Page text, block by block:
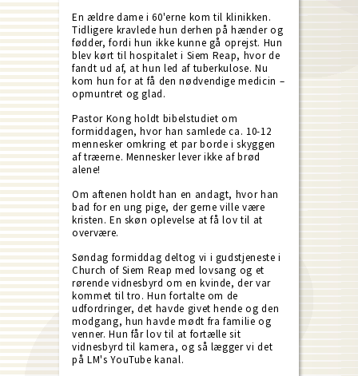
En ældre dame i 60'erne kom til klinikken.
Tidligere kravlede hun derhen på hænder og
fødder, fordi hun ikke kunne gå oprejst. Hun
blev kørt til hospitalet i Siem Reap, hvor de
fandt ud af, at hun led af tuberkulose. Nu
kom hun for at få den nødvendige medicin –
opmuntret og glad.
Pastor Kong holdt bibelstudiet om
formiddagen, hvor han samlede ca. 10-12
mennesker omkring et par borde i skyggen
af træerne. Mennesker lever ikke af brød
alene!
Om aftenen holdt han en andagt, hvor han
bad for en ung pige, der gerne ville være
kristen. En skøn oplevelse at få lov til at
overvære.
Søndag formiddag deltog vi i gudstjeneste i
Church of Siem Reap med lovsang og et
rørende vidnesbyrd om en kvinde, der var
kommet til tro. Hun fortalte om de
udfordringer, det havde givet hende og den
modgang, hun havde mødt fra familie og
venner. Hun får lov til at fortælle sit
vidnesbyrd til kamera, og så lægger vi det
på LM's YouTube kanal.